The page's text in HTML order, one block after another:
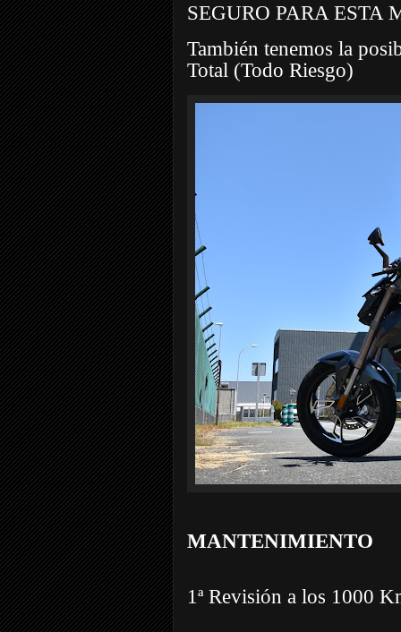
SEGURO PARA
También tenemos la
Total (Todo Riesgo)
MANTENIMIENTO
1ª Revisión a los 1000